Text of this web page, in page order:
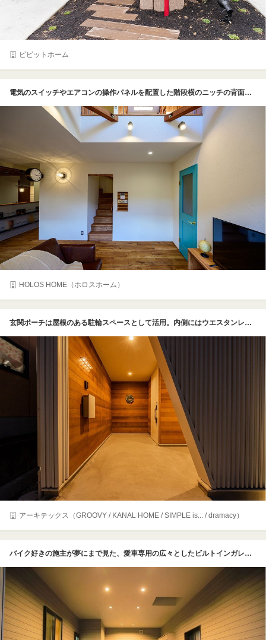
ビビットホーム
電気のスイッチやエアコンの操作パネルを配置した階段横のニッチの背面にはレッドシダーを使用。灯りの反射が印象的な壁付けの照明にはメイソンジャーのガラス瓶を使用してレトロ感をアップ
HOLOS HOME（ホロスホーム）
玄関ポーチは屋根のある駐輪スペースとして活用。内側にはウエスタンレッドシダーの木目が美しい無垢の外壁材を採用した
アーキテックス（GROOVY / KANAL HOME / SIMPLE is... / dramacy）
バイク好きの施主が夢にまで見た、愛車専用の広々としたビルトインガレージだ。天候や時間を気にすることなく、いつでも好きな時にメンテナンスやカスタムに没頭できる、まさに車好き・バイク好き憧れの大人の秘密基地となっている。シックで落ち着いた黒い床面の中央には、鮮やかな赤色で大胆にお気に入りのロゴマークをペイントし、空間のインパクトとオリジナリティを劇的に高めているのが最大のこだわりポイントだ。側面には便利な木製の壁掛け収納棚も造作され、工具やヘルメットなどもカッコよくディスプレイできる仕様だ